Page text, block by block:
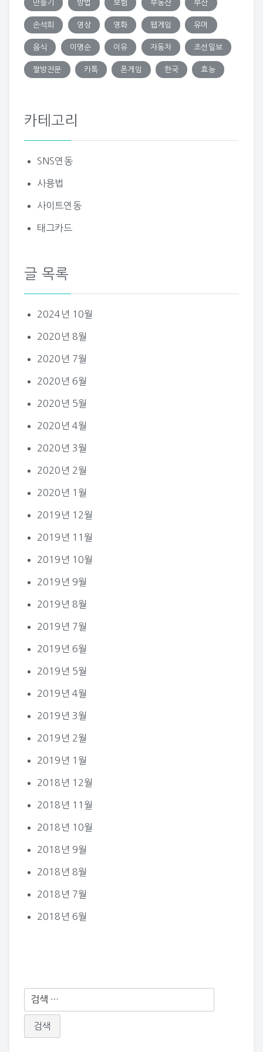
만들기 방법 보험 부동산 부산
손석희 영상 영화 웹게임 유머
음식 이명순 이유 자동차 조선일보
짤방전문 카톡 폰게임 한국 효능
카테고리
SNS연동
사용법
사이트연동
태그카드
글 목록
2024년 10월
2020년 8월
2020년 7월
2020년 6월
2020년 5월
2020년 4월
2020년 3월
2020년 2월
2020년 1월
2019년 12월
2019년 11월
2019년 10월
2019년 9월
2019년 8월
2019년 7월
2019년 6월
2019년 5월
2019년 4월
2019년 3월
2019년 2월
2019년 1월
2018년 12월
2018년 11월
2018년 10월
2018년 9월
2018년 8월
2018년 7월
2018년 6월
다
음